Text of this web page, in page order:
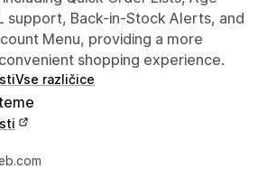
support, Back-in-Stock Alerts, and
Menu, providing a more
shopping experience.
Vse različice